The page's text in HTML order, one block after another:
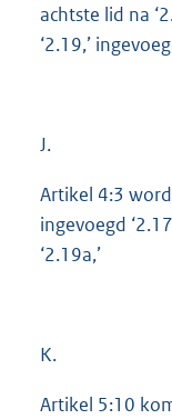
achtste lid na
‘2.19,’
J.
Artikel 4:3
ingevoegd
‘2.19a,’
K.
Artikel 5:10